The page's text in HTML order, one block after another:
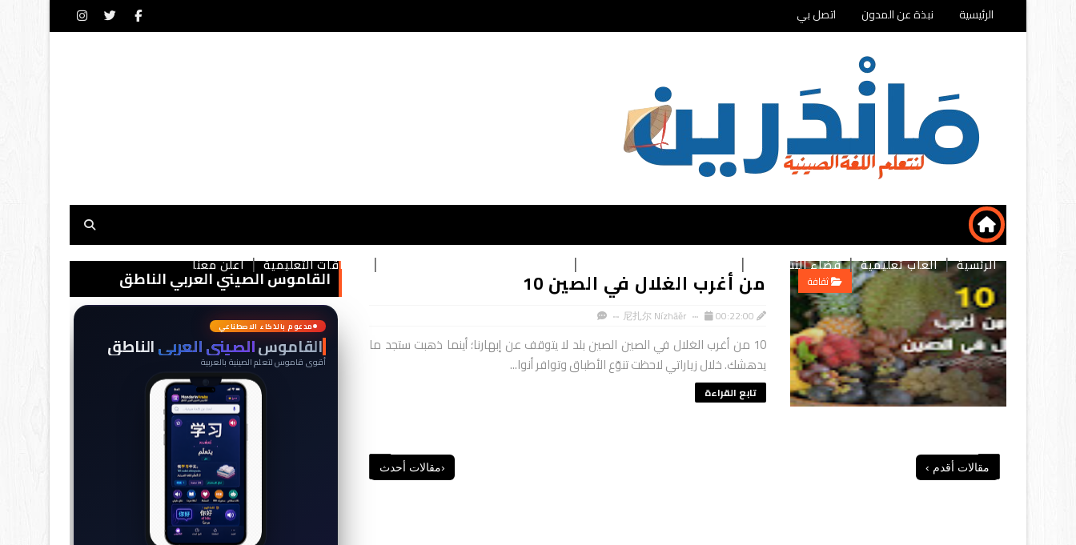
الرئيسية نبذة عن المدون اتصل بي
الرئسية ألعاب تعليمية فضاء التسوق البطاقات التعليمية أعلن معنا
ثقافة من أغرب الغلال في الصين 10
尼扎尔 Nízhāěr 00:22:00
10 من أغرب الغلال في الصين الصين بلد لا يتوقف عن إبهارنا؛ أينما ذهبت ستجد ما
يدهشك. خلال زياراتي لاحظت تنوّع الأطباق وتوافر أنوا...
تابع القراءة
القاموس الصيني العربي الناطق
词
典
مدعوم بالذكاء الاصطناعي
القاموسالصيني العربيالناطق
أقوى قاموس لتعلم الصينية بالعربية